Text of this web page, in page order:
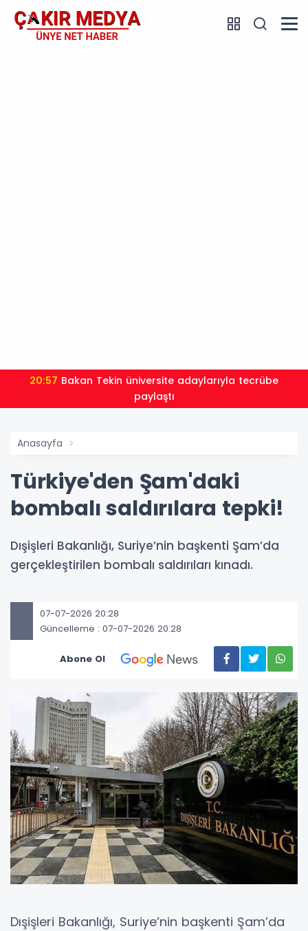
20:57
paylaştı
Anasayfa
Türkiye'den Şam'daki
bombalı saldırılara tepki!
Dışişleri Bakanlığı, Suriye’nin başkenti Şam’da
gerçekleştirilen bombalı saldırıları kınadı.
07-07-2026 20:28
Güncelleme : 07-07-2026 20:28
Abone Ol
Dışişleri Bakanlığı, Suriye’nin başkenti Şam’da